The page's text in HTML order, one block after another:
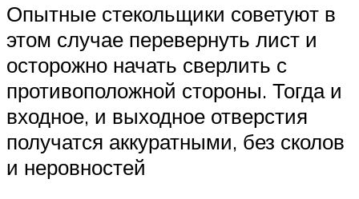
Опытные стекольщики советуют в
этом случае перевернуть лист и
осторожно начать сверлить с
противоположной стороны. Тогда и
входное, и выходное отверстия
получатся аккуратными, без сколов
и неровностей